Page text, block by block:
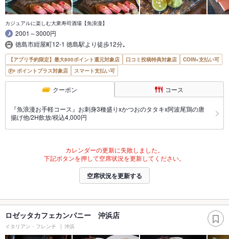
カジュアルに楽しむ大衆寿司酒場【魚浪漫】
2001～3000円
徳島市紺屋町12-1 徳島駅より徒歩12分｡
【アプリ予約限定】最大800ポイント還元対象店 口コミ投稿特典対象店
COIN+支払い可
ポイントプラス対象店
スマート支払い可
クーポン コース
『魚浪漫お手軽コース』お刺身3種盛りxかつおのタタキx阿波尾鶏の唐
揚げ他/2H飲放/税込4,000円
カレンダーの更新に失敗しました。
下記ボタンを押して空席状況を更新してください。
空席状況を更新する
ロゼッタカフェカンパニー 沖浜店
イタリアン・フレンチ 沖浜